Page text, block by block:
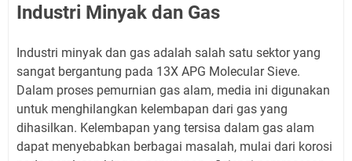
Industri Minyak dan Gas
Industri minyak dan gas adalah salah satu sektor yang
sangat bergantung pada 13X APG Molecular Sieve.
Dalam proses pemurnian gas alam, media ini digunakan
untuk menghilangkan kelembapan dari gas yang
dihasilkan. Kelembapan yang tersisa dalam gas alam
dapat menyebabkan berbagai masalah, mulai dari korosi